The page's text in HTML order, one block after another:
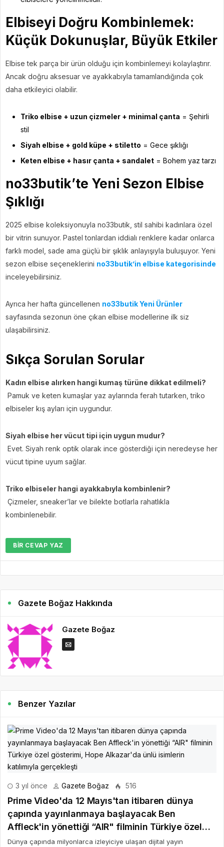
Elbiseyi Doğru Kombinlemek:
Küçük Dokunuşlar, Büyük Etkiler
Elbise tek parça bir ürün olduğu için kombinlemeyi kolaylaştırır.
Ancak doğru aksesuar ve ayakkabıyla tamamlandığında çok
daha etkileyici olabilir.
Triko elbise + uzun çizmeler + minimal çanta = Şehirli
stil
Siyah elbise + gold küpe + stiletto = Gece şıklığı
Keten elbise + hasır çanta + sandalet = Bohem yaz tarzı
no33butik’te Yeni Sezon Elbise
Şıklığı
2025 elbise koleksiyonuyla no33butik, stil sahibi kadınlara özel
bir vitrin sunuyor. Pastel tonlardan iddialı renklere kadar onlarca
farklı model, sade ama güçlü bir şıklık anlayışıyla buluşuyor. Yeni
sezon elbise seçeneklerini no33butik’in elbise kategorisinde
inceleyebilirsiniz.
Ayrıca her hafta güncellenen no33butik Yeni Ürünler
sayfasında sezonun öne çıkan elbise modellerine ilk siz
ulaşabilirsiniz.
Sıkça Sorulan Sorular
Kadın elbise alırken hangi kumaş türüne dikkat edilmeli?
Pamuk ve keten kumaşlar yaz aylarında ferah tutarken, triko
elbiseler kış ayları için uygundur.
Siyah elbise her vücut tipi için uygun mudur?
Evet. Siyah renk optik olarak ince gösterdiği için neredeyse her
vücut tipine uyum sağlar.
Triko elbiseler hangi ayakkabıyla kombinlenir?
Çizmeler, sneaker’lar ve bilekte botlarla rahatlıkla
kombinlenebilir.
BIR CEVAP YAZ
Gazete Boğaz Hakkında
Gazete Boğaz
Benzer Yazılar
3 yıl önce Gazete Boğaz 516
Prime Video'da 12 Mayıs'tan itibaren dünya
çapında yayınlanmaya başlayacak Ben
Affleck'in yönettiği “AIR" filminin Türkiye özel
gösterimi, Hope Alkazar'da ünlü isimlerin
Dünya çapında milyonlarca izleyiciye ulaşan dijital yayın